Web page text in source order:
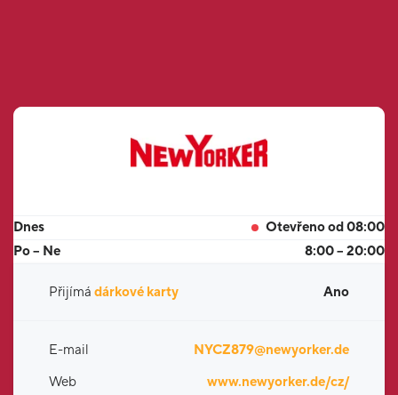
Dnes
Otevřeno od 08:00
Po – Ne
8:00 – 20:00
Přijímá dárkové karty Ano
E-mail
NYCZ879@newyorker.de
Web
www.newyorker.de/cz/